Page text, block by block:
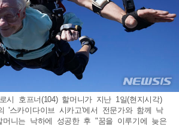
시 호프너(104) 할머니가 지난 1일(현지시각)
'스카이다이브 시카고'에서 전문가와 함께 낙
니는 낙하에 성공한 후 "꿈을 이루기에 늦은